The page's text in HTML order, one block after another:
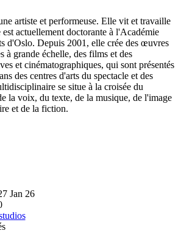
artiste et performeuse. Elle vit et travaille
actuellement doctorante à l'Académie
d'Oslo. Depuis 2001, elle crée des œuvres
à grande échelle, des films et des
et cinématographiques, qui sont présentés
des centres d'arts du spectacle et des
se situe à la croisée du
la voix, du texte, de la musique, de l'image
et de la fiction.
Jan 26